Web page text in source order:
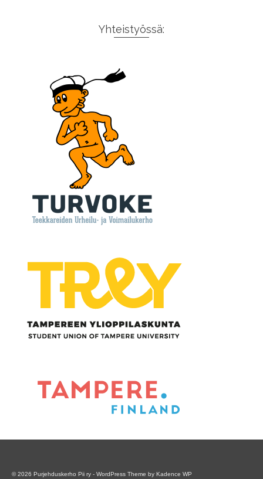
Yhteistyössä:
© 2026 Purjehduskerho Pii ry - WordPress Theme by Kadence WP